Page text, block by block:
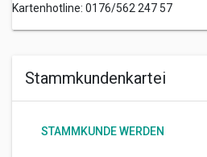
Kartenhotline: 0176/562 247 57
Stammkundenkartei
STAMMKUNDE WERDEN